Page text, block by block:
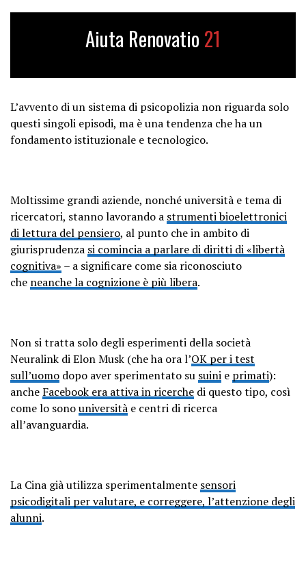
Aiuta Renovatio 21
L’avvento di un sistema di psicopolizia non riguarda solo
questi singoli episodi, ma è una tendenza che ha un
fondamento istituzionale e tecnologico.
Moltissime grandi aziende, nonché università e tema di
ricercatori, stanno lavorando a strumenti bioelettronici
di lettura del pensiero, al punto che in ambito di
giurisprudenza si comincia a parlare di diritti di «libertà
cognitiva» – a significare come sia riconosciuto
che neanche la cognizione è più libera.
Non si tratta solo degli esperimenti della società
Neuralink di Elon Musk (che ha ora l’OK per i test
sull’uomo dopo aver sperimentato su suini e primati):
anche Facebook era attiva in ricerche di questo tipo, così
come lo sonouniversità e centri di ricerca
all’avanguardia.
La Cina già utilizza sperimentalmente sensori
psicodigitali per valutare, e correggere, l’attenzione degli
alunni.